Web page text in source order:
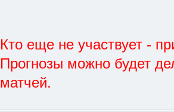
Кто еще не участвует -
Прогнозы можно будет
матчей.